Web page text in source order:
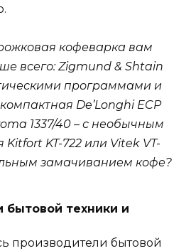
кофеварка вам
всего: Zigmund & Shtain
программами и
De’Longhi ECP
1337/40 – с необычным
KT-722 или Vitek VT-
замачиванием кофе?
бытовой техники и
производители бытовой